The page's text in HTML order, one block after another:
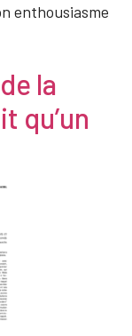
enthousiasme
la
qu’un